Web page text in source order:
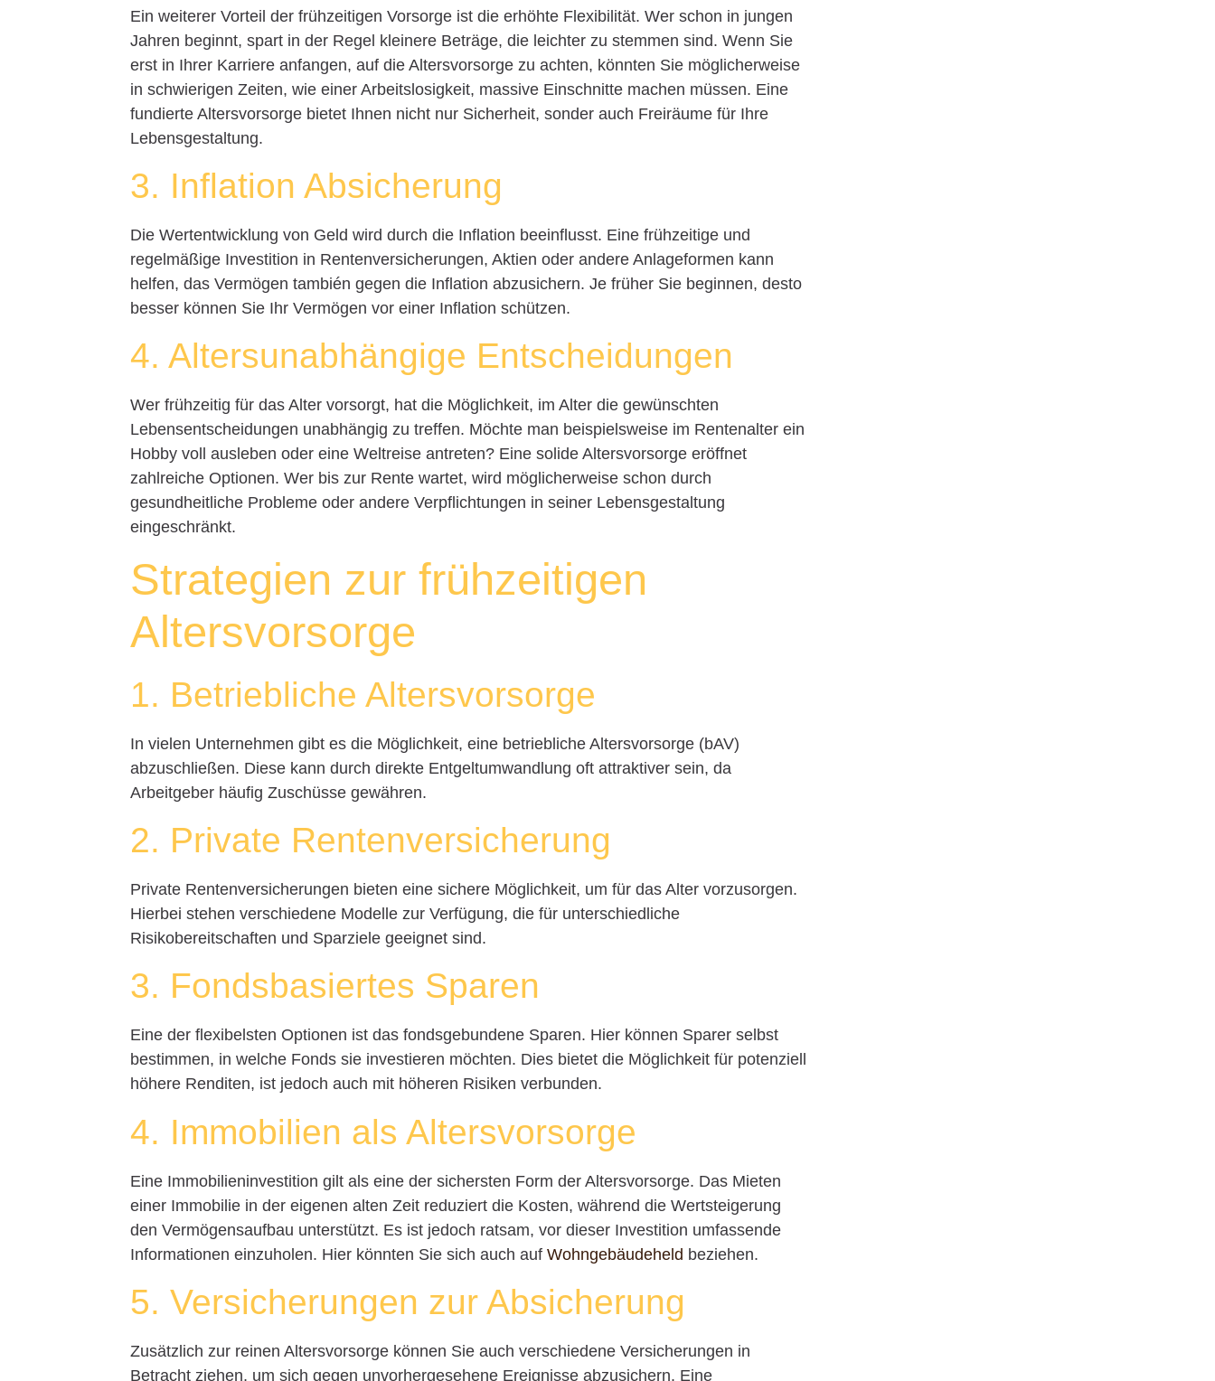
Ein weiterer Vorteil der frühzeitigen Vorsorge ist die erhöhte Flexibilität. Wer schon in jungen
Jahren beginnt, spart in der Regel kleinere Beträge, die leichter zu stemmen sind. Wenn Sie
erst in Ihrer Karriere anfangen, auf die Altersvorsorge zu achten, könnten Sie möglicherweise
in schwierigen Zeiten, wie einer Arbeitslosigkeit, massive Einschnitte machen müssen. Eine
fundierte Altersvorsorge bietet Ihnen nicht nur Sicherheit, sonder auch Freiräume für Ihre
Lebensgestaltung.
3. Inflation Absicherung
Die Wertentwicklung von Geld wird durch die Inflation beeinflusst. Eine frühzeitige und
regelmäßige Investition in Rentenversicherungen, Aktien oder andere Anlageformen kann
helfen, das Vermögen también gegen die Inflation abzusichern. Je früher Sie beginnen, desto
besser können Sie Ihr Vermögen vor einer Inflation schützen.
4. Altersunabhängige Entscheidungen
Wer frühzeitig für das Alter vorsorgt, hat die Möglichkeit, im Alter die gewünschten
Lebensentscheidungen unabhängig zu treffen. Möchte man beispielsweise im Rentenalter ein
Hobby voll ausleben oder eine Weltreise antreten? Eine solide Altersvorsorge eröffnet
zahlreiche Optionen. Wer bis zur Rente wartet, wird möglicherweise schon durch
gesundheitliche Probleme oder andere Verpflichtungen in seiner Lebensgestaltung
eingeschränkt.
Strategien zur frühzeitigen
Altersvorsorge
1. Betriebliche Altersvorsorge
In vielen Unternehmen gibt es die Möglichkeit, eine betriebliche Altersvorsorge (bAV)
abzuschließen. Diese kann durch direkte Entgeltumwandlung oft attraktiver sein, da
Arbeitgeber häufig Zuschüsse gewähren.
2. Private Rentenversicherung
Private Rentenversicherungen bieten eine sichere Möglichkeit, um für das Alter vorzusorgen.
Hierbei stehen verschiedene Modelle zur Verfügung, die für unterschiedliche
Risikobereitschaften und Sparziele geeignet sind.
3. Fondsbasiertes Sparen
Eine der flexibelsten Optionen ist das fondsgebundene Sparen. Hier können Sparer selbst
bestimmen, in welche Fonds sie investieren möchten. Dies bietet die Möglichkeit für potenziell
höhere Renditen, ist jedoch auch mit höheren Risiken verbunden.
4. Immobilien als Altersvorsorge
Eine Immobilieninvestition gilt als eine der sichersten Form der Altersvorsorge. Das Mieten
einer Immobilie in der eigenen alten Zeit reduziert die Kosten, während die Wertsteigerung
den Vermögensaufbau unterstützt. Es ist jedoch ratsam, vor dieser Investition umfassende
Informationen einzuholen. Hier könnten Sie sich auch aufWohngebäudeheld beziehen.
5. Versicherungen zur Absicherung
Zusätzlich zur reinen Altersvorsorge können Sie auch verschiedene Versicherungen in
Betracht ziehen, um sich gegen unvorhergesehene Ereignisse abzusichern. Eine